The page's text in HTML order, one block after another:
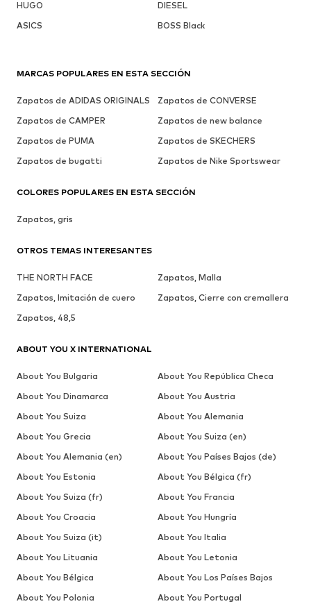
HUGO
DIESEL
ASICS
BOSS Black
MARCAS POPULARES EN ESTA SECCIÓN
Zapatos de ADIDAS ORIGINALS
Zapatos de CONVERSE
Zapatos de CAMPER
Zapatos de new balance
Zapatos de PUMA
Zapatos de SKECHERS
Zapatos de bugatti
Zapatos de Nike Sportswear
COLORES POPULARES EN ESTA SECCIÓN
Zapatos, gris
OTROS TEMAS INTERESANTES
THE NORTH FACE
Zapatos, Malla
Zapatos, Imitación de cuero
Zapatos, Cierre con cremallera
Zapatos, 48,5
ABOUT YOU X INTERNATIONAL
About You Bulgaria
About You República Checa
About You Dinamarca
About You Austria
About You Suiza
About You Alemania
About You Grecia
About You Suiza (en)
About You Alemania (en)
About You Países Bajos (de)
About You Estonia
About You Bélgica (fr)
About You Suiza (fr)
About You Francia
About You Croacia
About You Hungría
About You Suiza (it)
About You Italia
About You Lituania
About You Letonia
About You Bélgica
About You Los Países Bajos
About You Polonia
About You Portugal